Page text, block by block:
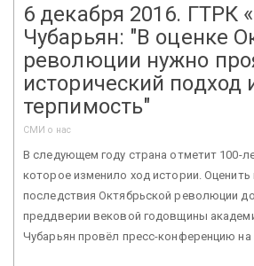
6 декабря 2016. ГТРК
Чубарьян: "В оценке
революции нужно
исторический подход
терпимость"
СМИ о нас
В следующем году страна отметит 100-
которое изменило ход истории.
последствия Октябрьской революции
преддверии вековой годовщины
Чубарьян провёл пресс-конференцию на